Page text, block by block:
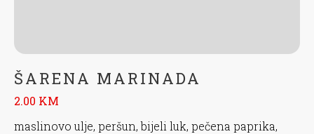
ŠARENA MARINADA
2.00 KM
maslinovo ulje, peršun, bijeli luk, pečena paprika,